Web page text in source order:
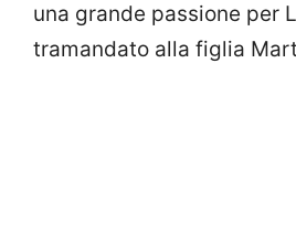
una grande passione per
tramandato alla figlia